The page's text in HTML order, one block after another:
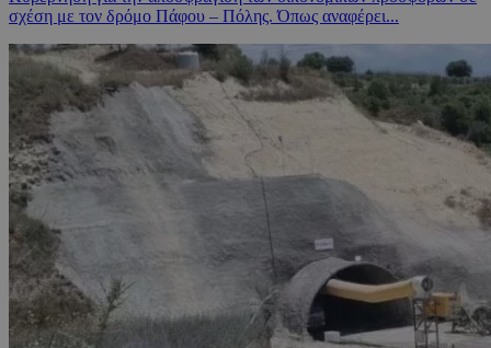
σχέση με τον δρόμο Πάφου – Πόλης. Όπως αναφέρει...